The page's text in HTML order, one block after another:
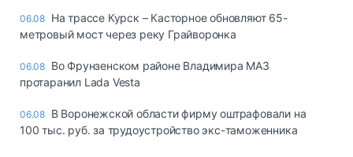
06.08 На трассе Курск – Касторное обновляют 65-
метровый мост через реку Грайворонка
06.08 Во Фрунзенском районе Владимира МАЗ
протаранил Lada Vesta
06.08 В Воронежской области фирму оштрафовали на
100 тыс. руб. за трудоустройство экс-таможенника